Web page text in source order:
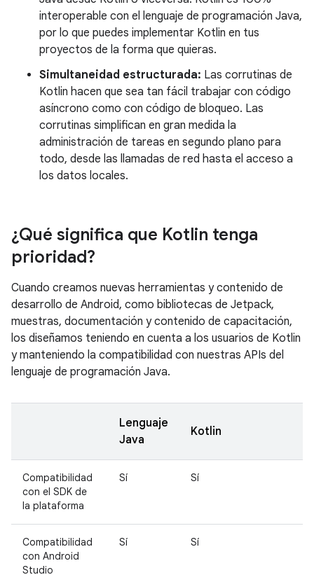
interoperable con el lenguaje de programación Java,
por lo que puedes implementar Kotlin en tus
proyectos de la forma que quieras.
Simultaneidad estructurada: Las corrutinas de
Kotlin hacen que sea tan fácil trabajar con código
asíncrono como con código de bloqueo. Las
corrutinas simplifican en gran medida la
administración de tareas en segundo plano para
todo, desde las llamadas de red hasta el acceso a
los datos locales.
¿Qué significa que Kotlin tenga
prioridad?
Cuando creamos nuevas herramientas y contenido de
desarrollo de Android, como bibliotecas de Jetpack,
muestras, documentación y contenido de capacitación,
los diseñamos teniendo en cuenta a los usuarios de Kotlin
y manteniendo la compatibilidad con nuestras APIs del
lenguaje de programación Java.
Lenguaje
Java
Kotlin
Compatibilidad
con el SDK de
la plataforma
Sí Sí
Compatibilidad
con Android
Studio
Sí Sí